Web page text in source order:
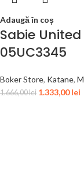
Adaugă în coș
Sabie
05UC3345
Boker Store, Katane,
1.666,00lei 1.333,00lei